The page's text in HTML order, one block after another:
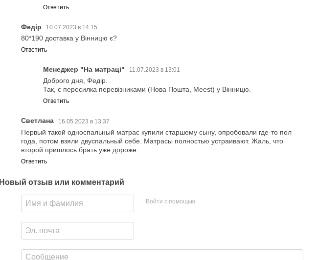
Ответить
Федір 10.07.2023 в 14:15
80*190 доставка у Вінницю є?
Ответить
Менеджер "На матраці" 11.07.2023 в 13:01
Доброго дня, Федір.
Так, є пересилка перевізниками (Нова Пошта, Meest) у Вінницю.
Ответить
Светлана 16.05.2023 в 13:37
Первый такой односпальный матрас купили старшему сыну, опробовали где-то пол
года, потом взяли двуспальный себе. Матрасы полностью устраивают. Жаль, что
второй пришлось брать уже дороже.
Ответить
Новый отзыв или комментарий
Войти с помощью